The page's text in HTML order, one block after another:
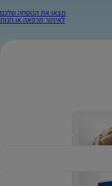
מצאו את הנוסחה שלכם
לאיתור מרפאה או חנות